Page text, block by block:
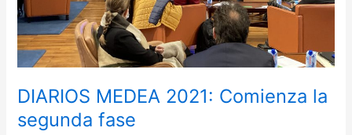
DIARIOS MEDEA 2021: Comienza la
segunda fase